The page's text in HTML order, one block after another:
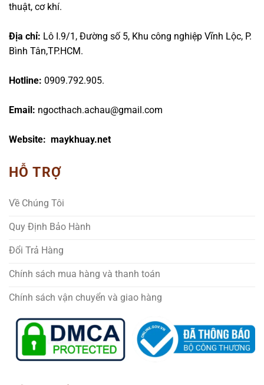
thuật, cơ khí.
Địa chỉ: Lô I.9/1, Đường số 5, Khu công nghiệp Vĩnh Lộc, P.
Bình Tân,TP.HCM.
Hotline: 0909.792.905.
Email: ngocthach.achau@gmail.com
Website: maykhuay.net
HỖ TRỢ
Về Chúng Tôi
Quy Định Bảo Hành
Đổi Trả Hàng
Chính sách mua hàng và thanh toán
Chính sách vận chuyển và giao hàng